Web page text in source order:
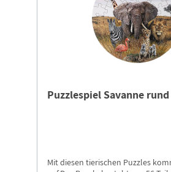
Puzzlespiel Savanne
Mit diesen tierischen Puzzles